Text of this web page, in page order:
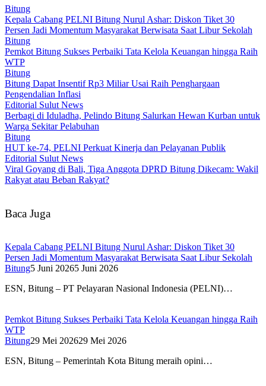
Bitung
Kepala Cabang PELNI Bitung Nurul Ashar: Diskon Tiket 30
Persen Jadi Momentum Masyarakat Berwisata Saat Libur Sekolah
Bitung
Pemkot Bitung Sukses Perbaiki Tata Kelola Keuangan hingga Raih
WTP
Bitung
Bitung Dapat Insentif Rp3 Miliar Usai Raih Penghargaan
Pengendalian Inflasi
Editorial Sulut News
Berbagi di Iduladha, Pelindo Bitung Salurkan Hewan Kurban untuk
Warga Sekitar Pelabuhan
Bitung
HUT ke-74, PELNI Perkuat Kinerja dan Pelayanan Publik
Editorial Sulut News
Viral Goyang di Bali, Tiga Anggota DPRD Bitung Dikecam: Wakil
Rakyat atau Beban Rakyat?
Baca Juga
Kepala Cabang PELNI Bitung Nurul Ashar: Diskon Tiket 30
Persen Jadi Momentum Masyarakat Berwisata Saat Libur Sekolah
Bitung5 Juni 20265 Juni 2026
ESN, Bitung – PT Pelayaran Nasional Indonesia (PELNI)…
Pemkot Bitung Sukses Perbaiki Tata Kelola Keuangan hingga Raih
WTP
Bitung29 Mei 202629 Mei 2026
ESN, Bitung – Pemerintah Kota Bitung meraih opini…